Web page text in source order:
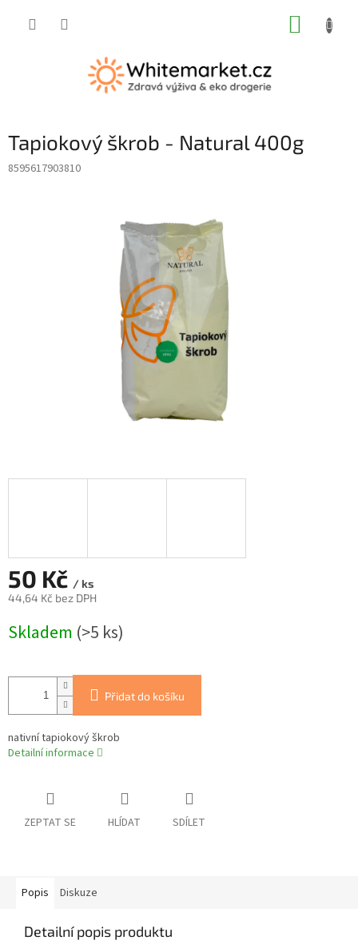
Tapiokový škrob - Natural 400g
8595617903810
50 Kč / ks
44,64 Kč bez DPH
cena:
Skladem (>5 ks)
Přidat do košíku
nativní tapiokový škrob
Detailní informace
ZEPTAT SE HLÍDAT SDÍLET
Popis Diskuze
Detailní popis produktu